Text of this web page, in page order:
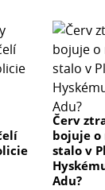
Červ
bojuje o
stalo v
Adu?